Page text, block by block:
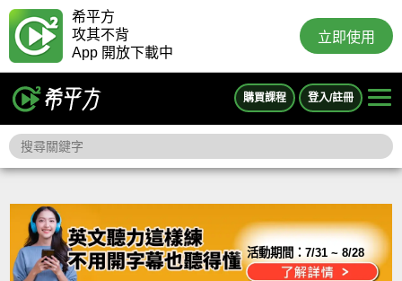
希平方
攻其不背
App 開放下載中
立即使用
購買課程 登入/註冊
活動期間：7/31 ~ 8/28